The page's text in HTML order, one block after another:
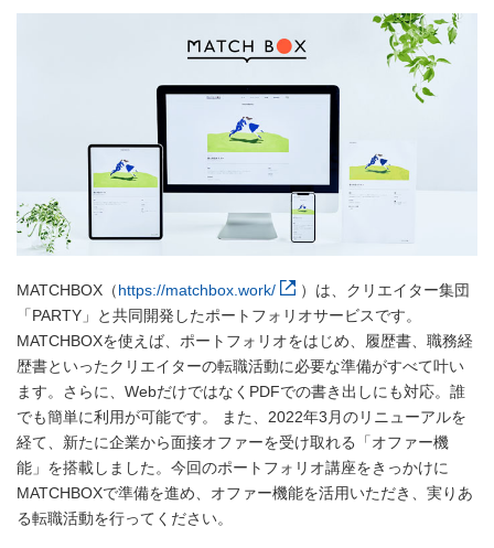
MATCHBOX（https://matchbox.work/
）は、クリエイター集団
「PARTY」と共同開発したポートフォリオサービスです。
MATCHBOXを使えば、ポートフォリオをはじめ、履歴書、職務経
歴書といったクリエイターの転職活動に必要な準備がすべて叶い
ます。さらに、WebだけではなくPDFでの書き出しにも対応。誰
でも簡単に利用が可能です。 また、2022年3月のリニューアルを
経て、新たに企業から面接オファーを受け取れる「オファー機
能」を搭載しました。今回のポートフォリオ講座をきっかけに
MATCHBOXで準備を進め、オファー機能を活用いただき、実りあ
る転職活動を行ってください。